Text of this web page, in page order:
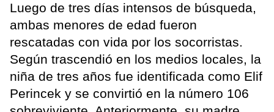
Luego de tres días intensos de búsqueda,
ambas menores de edad fueron
rescatadas con vida por los socorristas.
Según trascendió en los medios locales, la
niña de tres años fue identificada como Elif
Perincek y se convirtió en la número 106